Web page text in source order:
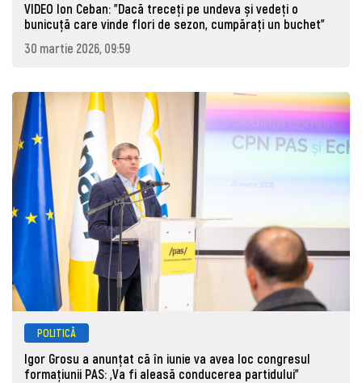
VIDEO Ion Ceban: "Dacă treceți pe undeva și vedeți o
bunicuță care vinde flori de sezon, cumpărați un buchet"
30 martie 2026, 09:59
POLITICĂ
Igor Grosu a anunțat că în iunie va avea loc congresul
formațiunii PAS: „Va fi aleasă conducerea partidului”